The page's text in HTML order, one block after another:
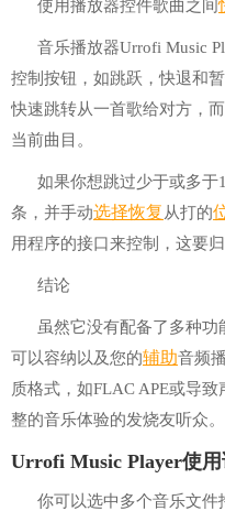
使用播放器控件歌曲之间
音乐播放器Urrofi Music
控制按钮，如跳跃，快退和
快速跳转从一首歌给对方，
当前曲目。
如果你想跳过少于或多
条，并手动选择恢复从打的
用程序的接口来控制，这要
结论
虽然它没有配备了多种功
可以容纳以及您的辅助音频
质格式，如FLAC APE或导
整的音乐体验的发烧友听众。
Urrofi Music Player使用
你可以选中多个音乐文